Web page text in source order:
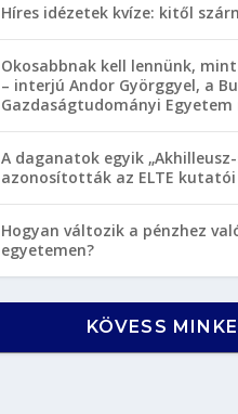
Híres idézetek kvíze: kitől
Okosabbnak kell lennünk,
– interjú Andor Györggyel, a
Gazdaságtudományi
A daganatok egyik
azonosították az ELTE kutatói
Hogyan változik a pénzhez
egyetemen?
KÖVESS